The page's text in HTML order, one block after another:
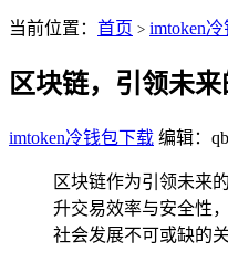
当前位置： 首页 > imtoken
区块链，引领未
imtoken冷钱包下载 编辑：
区块链作为引领未来
升交易效率与安全性
社会发展不可或缺的关